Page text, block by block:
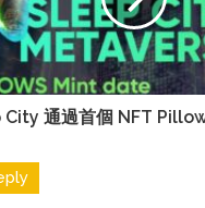
通過首個 NFT